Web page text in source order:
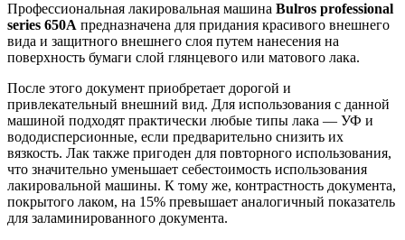
Профессиональная лакировальная машина Bulros professional
series 650A предназначена для придания красивого внешнего
вида и защитного внешнего слоя путем нанесения на
поверхность бумаги слой глянцевого или матового лака.
После этого документ приобретает дорогой и
привлекательный внешний вид. Для использования с данной
машиной подходят практически любые типы лака — УФ и
вододисперсионные, если предварительно снизить их
вязкость. Лак также пригоден для повторного использования,
что значительно уменьшает себестоимость использования
лакировальной машины. К тому же, контрастность документа,
покрытого лаком, на 15% превышает аналогичный показатель
для заламинированного документа.